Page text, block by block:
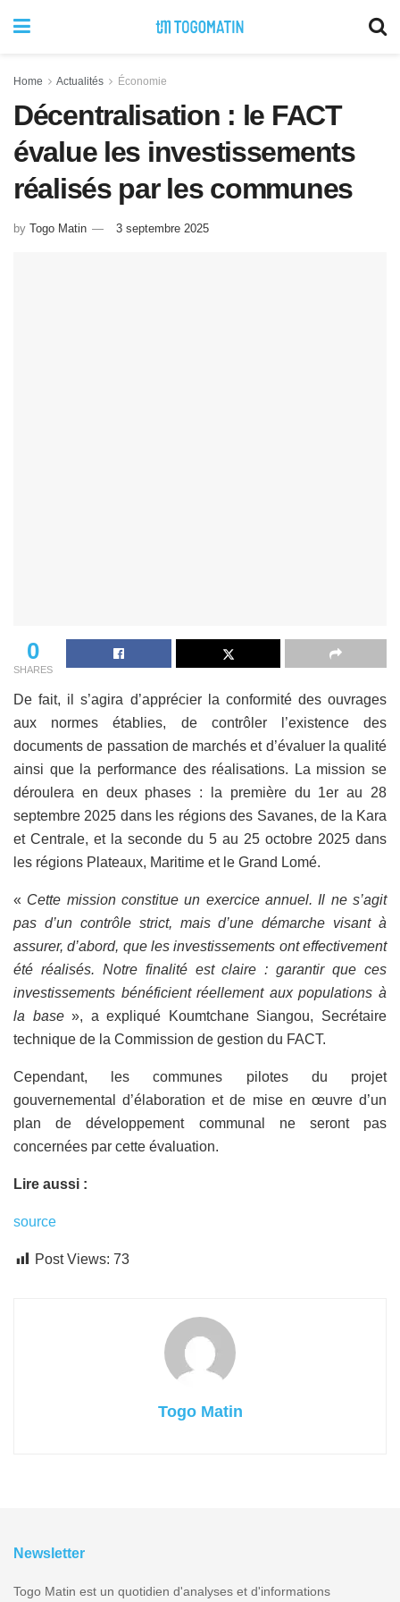
Home Actualités Économie
Décentralisation : le FACT
évalue les investissements
réalisés par les communes
by Togo Matin 3 septembre 2025
0
SHARES
De fait, il s’agira d’apprécier la conformité des ouvrages
aux normes établies, de contrôler l’existence des
documents de passation de marchés et d’évaluer la qualité
ainsi que la performance des réalisations. La mission se
déroulera en deux phases : la première du 1er au 28
septembre 2025 dans les régions des Savanes, de la Kara
et Centrale, et la seconde du 5 au 25 octobre 2025 dans
les régions Plateaux, Maritime et le Grand Lomé.
« Cette mission constitue un exercice annuel. Il ne s’agit
pas d’un contrôle strict, mais d’une démarche visant à
assurer, d’abord, que les investissements ont effectivement
été réalisés. Notre finalité est claire : garantir que ces
investissements bénéficient réellement aux populations à
la base», a expliqué Koumtchane Siangou, Secrétaire
technique de la Commission de gestion du FACT.
Cependant, les communes pilotes du projet
gouvernemental d’élaboration et de mise en œuvre d’un
plan de développement communal ne seront pas
concernées par cette évaluation.
Lire aussi :
source
Post Views: 73
Togo Matin
Newsletter
Togo Matin est un quotidien d'analyses et d'informations